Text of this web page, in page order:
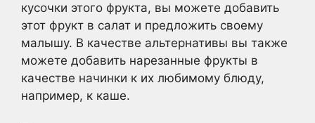
кусочки этого фрукта, вы можете добавить
этот фрукт в салат и предложить своему
малышу. В качестве альтернативы вы также
можете добавить нарезанные фрукты в
качестве начинки к их любимому блюду,
например, к каше.